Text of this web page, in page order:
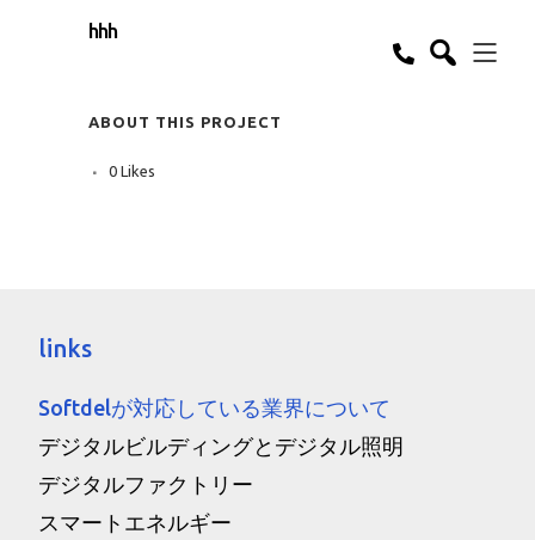
hhh
ABOUT THIS PROJECT
0 Likes
links
Softdelが対応している業界について
デジタルビルディングとデジタル照明
デジタルファクトリー
スマートエネルギー